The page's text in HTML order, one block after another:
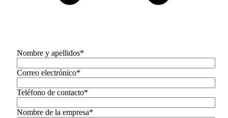
Nombre y apellidos*
Correo electrónico*
Teléfono de contacto*
Nombre de la empresa*